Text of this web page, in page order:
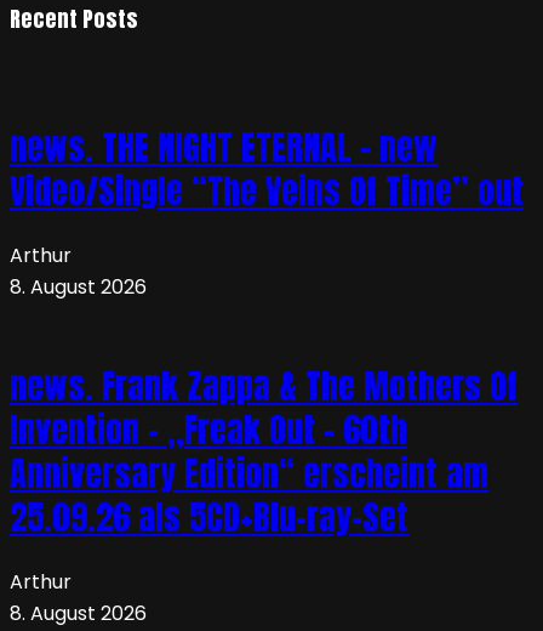
Recent Posts
news. THE NIGHT ETERNAL – new
Video/Single “The Veins Of Time” out
Arthur
8. August 2026
news. Frank Zappa & The Mothers Of
Invention – „Freak Out – 60th
Anniversary Edition“ erscheint am
25.09.26 als 5CD+Blu-ray-Set
Arthur
8. August 2026